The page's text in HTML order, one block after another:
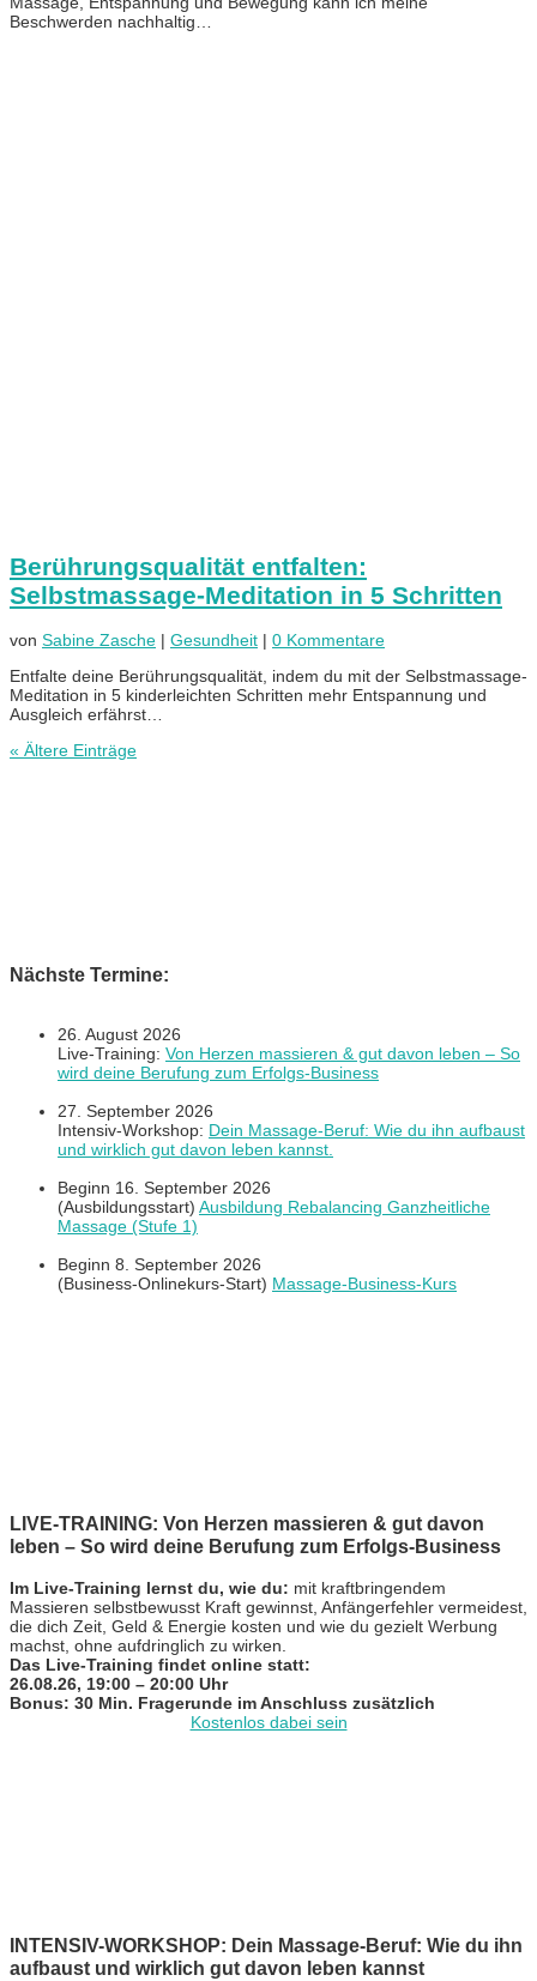
Beschwerden nachhaltig…
Berührungsqualität entfalten:
Selbstmassage-Meditation in 5 Schritten
von Sabine Zasche | Gesundheit | 0 Kommentare
Entfalte deine Berührungsqualität, indem du mit der Selbstmassage-
Meditation in 5 kinderleichten Schritten mehr Entspannung und
Ausgleich erfährst…
« Ältere Einträge
Nächste Termine:
26. August 2026
Live-Training: Von Herzen massieren & gut davon leben – So
wird deine Berufung zum Erfolgs-Business
27. September 2026
Intensiv-Workshop: Dein Massage-Beruf: Wie du ihn aufbaust
und wirklich gut davon leben kannst.
Beginn 16. September 2026
(Ausbildungsstart) Ausbildung Rebalancing Ganzheitliche
Massage (Stufe 1)
Beginn 8. September 2026
(Business-Onlinekurs-Start) Massage-Business-Kurs
LIVE-TRAINING: Von Herzen massieren & gut davon
leben – So wird deine Berufung zum Erfolgs-Business
Im Live-Training lernst du, wie du: mit kraftbringendem
Massieren selbstbewusst Kraft gewinnst, Anfängerfehler vermeidest,
die dich Zeit, Geld & Energie kosten und wie du gezielt Werbung
machst, ohne aufdringlich zu wirken.
Das Live-Training findet online statt:
26.08.26, 19:00 – 20:00 Uhr
Bonus: 30 Min. Fragerunde im Anschluss zusätzlich
Kostenlos dabei sein
INTENSIV-WORKSHOP: Dein Massage-Beruf: Wie du ihn
aufbaust und wirklich gut davon leben kannst